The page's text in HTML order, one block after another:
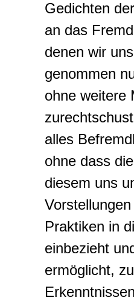
Gedichten
an das
denen wir
genommen
ohne weitere
alles
ohne dass
diesem uns
Praktiken in
einbezieht
ermöglicht,